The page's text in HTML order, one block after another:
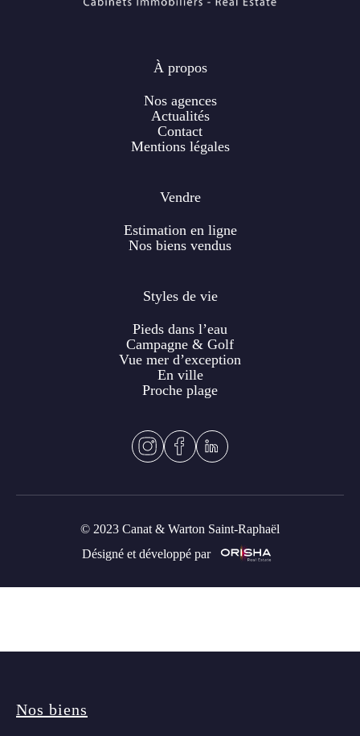
À propos
Nos agences
Actualités
Contact
Mentions légales
Vendre
Estimation en ligne
Nos biens vendus
Styles de vie
Pieds dans l’eau
Campagne & Golf
Vue mer d’exception
En ville
Proche plage
© 2023 Canat & Warton Saint-Raphaël
Désigné et développé par
Nos biens